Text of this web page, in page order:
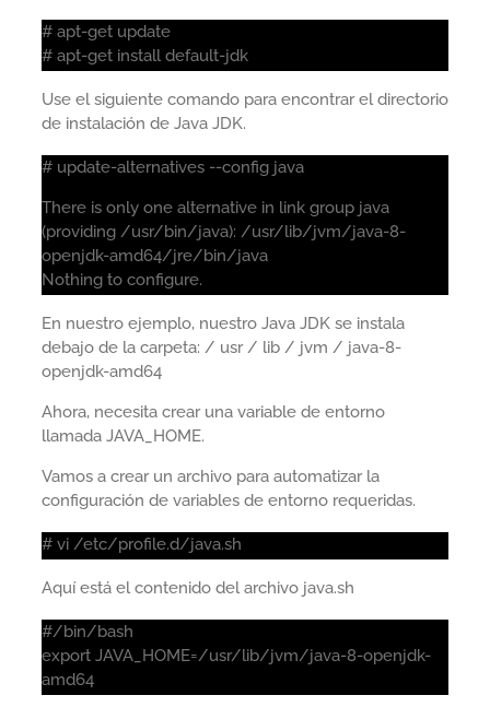
# apt-get update
# apt-get install default-jdk
Use el siguiente comando para encontrar el directorio
de instalación de Java JDK.
# update-alternatives --config java
There is only one alternative in link group java
(providing /usr/bin/java): /usr/lib/jvm/java-8-
openjdk-amd64/jre/bin/java
Nothing to configure.
En nuestro ejemplo, nuestro Java JDK se instala
debajo de la carpeta: / usr / lib / jvm / java-8-
openjdk-amd64
Ahora, necesita crear una variable de entorno
llamada JAVA_HOME.
Vamos a crear un archivo para automatizar la
configuración de variables de entorno requeridas.
# vi /etc/profile.d/java.sh
Aquí está el contenido del archivo java.sh
#/bin/bash
export JAVA_HOME=/usr/lib/jvm/java-8-openjdk-
amd64